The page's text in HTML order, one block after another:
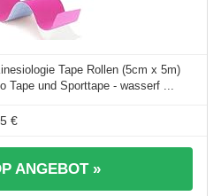
Tape Rollen (5cm x 5m)
Tape und Sporttape - wasserf ...
€
ANGEBOT »